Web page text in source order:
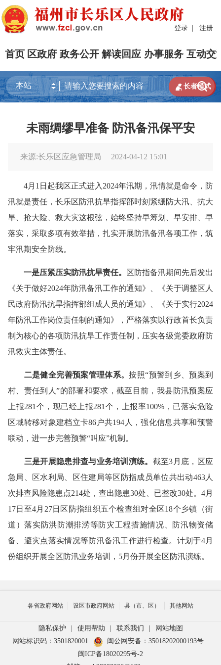
登录 | 注册
首页 区政府 政务公开 解读回应 办事服务 互动交

 长者模式
未雨绸缪早准备 防汛备汛保平安
来源:长乐区应急管理局 2024-04-12 15:01
4月1日起我区正式进入2024年汛期，汛情就是命令，防
汛就是责任，长乐区防汛抗旱指挥部时刻紧绷防大汛、抗大
旱、抢大险、救大灾这根弦，始终坚持早筹划、早安排、早
落实，采取多项有效举措，扎实开展防汛备汛各项工作，筑
牢汛期安全防线。
一是压紧压实防汛抗旱责任。
区防指备汛期间先后发出
《关于做好2024年防汛备汛工作的通知》、《关于调整区人
民政府防汛抗旱指挥部组成人员的通知》、《关于实行2024
年防汛工作岗位责任制的通知》，严格落实以行政首长负责
制为核心的各项防汛抗旱工作责任制，压实各级党委政府防
汛救灾主体责任。
二是健全完善预案管理体系。按照“预警到乡、预案到
村、责任到人”的部署和要求，截至目前，我县防汛预案应
上报281个，现已经上报281个，上报率100%，已落实危险
区域转移对象建档立卡86户共194人，强化信息共享和预警
联动，进一步完善预警“叫应”机制。
三是开展隐患排查与业务培训演练。 截至3月底，区应
急局、区水利局、区住建局等区防指成员单位共出动463人
次排查风险隐患点214处，查出隐患30处、已整改30处。4月
17日至4月27日区防指组织五个检查组对全区18个乡镇（街
道）落实防洪防潮排涝等防灾工程措施情况、防汛物资储
备、避灾点落实情况等防汛备汛工作进行检查。计划于4月
份组织开展全区防汛业务培训，5月份开展全区防汛演练。
各省政府网站 设区市政府网站 县（市、区） 其他网站
隐私保护 使用帮助 联系我们
网站地图
网站标识码：3501820001
闽公网安备：35018202000193号
闽ICP备18020295号-2